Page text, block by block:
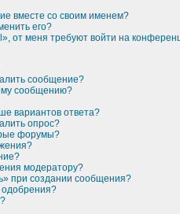
вместе со своим именем?
его?
от меня требуют войти на
сообщение?
сообщению?
вариантов ответа?
опрос?
форумы?
модератору?
при создании сообщения?